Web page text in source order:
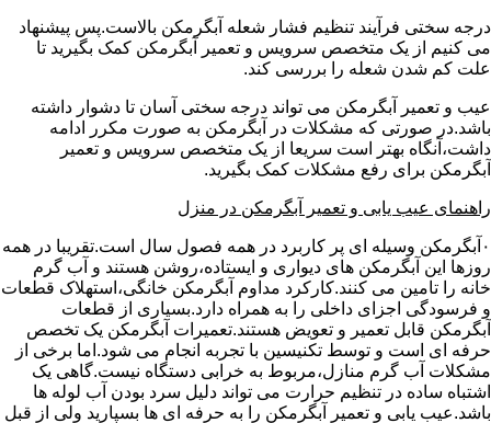
درجه سختی فرآیند تنظیم فشار شعله آبگرمکن بالاست.پس پیشنهاد
می کنیم از یک متخصص سرویس و تعمیر آبگرمکن کمک بگیرید تا
علت کم شدن شعله را بررسی کند.
عیب و تعمیر آبگرمکن می تواند درجه سختی آسان تا دشوار داشته
باشد.در صورتی که مشکلات در آبگرمکن به صورت مکرر ادامه
داشت،آنگاه بهتر است سریعا از یک متخصص سرویس و تعمیر
آبگرمکن برای رفع مشکلات کمک بگیرید.
راهنمای عیب یابی و تعمیر آبگرمکن در منزل
۰آبگرمکن وسیله ای پر کاربرد در همه فصول سال است.تقریبا در همه
روزها این آبگرمکن های دیواری و ایستاده،روشن هستند و آب گرم
خانه را تامین می کنند.کارکرد مداوم آبگرمکن خانگی،استهلاک قطعات
و فرسودگی اجزای داخلی را به همراه دارد.بسیاری از قطعات
آبگرمکن قابل تعمیر و تعویض هستند.تعمیرات آبگرمکن یک تخصص
حرفه ای است و توسط تکنیسین با تجربه انجام می شود.اما برخی از
مشکلات آب گرم منازل،مربوط به خرابی دستگاه نیست.گاهی یک
اشتباه ساده در تنظیم حرارت می تواند دلیل سرد بودن آب لوله ها
باشد.عیب یابی و تعمیر آبگرمکن را به حرفه ای ها بسپارید ولی از قبل